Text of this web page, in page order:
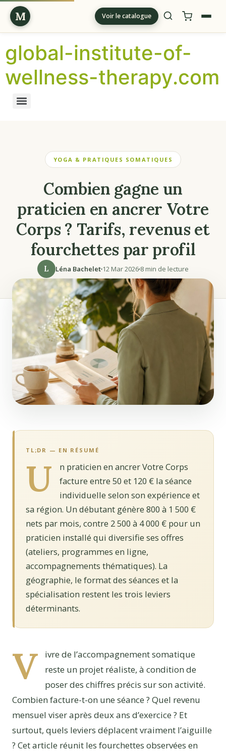
M Voir le catalogue
global-institute-of-
wellness-therapy.com
YOGA & PRATIQUES SOMATIQUES
Combien gagne un
praticien en ancrer Votre
Corps ? Tarifs, revenus et
fourchettes par profil
L Léna Bachelet 12 Mar 2026 8 min de lecture
TL;DR — EN RÉSUMÉ
U
n praticien en ancrer Votre Corps
facture entre 50 et 120 € la séance
individuelle selon son expérience et
sa région. Un débutant génère 800 à 1 500 €
nets par mois, contre 2 500 à 4 000 € pour un
praticien installé qui diversifie ses offres
(ateliers, programmes en ligne,
accompagnements thématiques). La
géographie, le format des séances et la
spécialisation restent les trois leviers
déterminants.
V
ivre de l’accompagnement somatique
reste un projet réaliste, à condition de
poser des chiffres précis sur son activité.
Combien facture-t-on une séance ? Quel revenu
mensuel viser après deux ans d’exercice ? Et
surtout, quels leviers déplacent vraiment l’aiguille
? Cet article réunit les fourchettes observées en